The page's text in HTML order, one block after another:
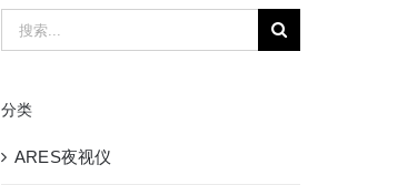
索：
分类
ARES夜视仪